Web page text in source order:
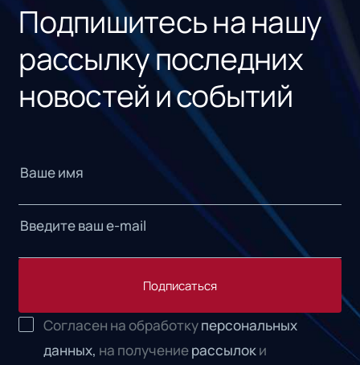
Подпишитесь на нашу
рассылку последних
новостей и событий
Подписаться
Согласен на обработкуперсональных
данных, на получениерассылоки